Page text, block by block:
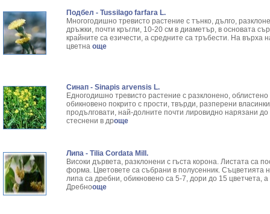
Подбел - Tussilago farfara L.
Многогодишно тревисто растение с тънко, дълго,
дръжки, почти кръгли, 10-20 см в диаметър, в основата
крайните са езичести, а средните са тръбести. На върха
цветна още
Синап - Sinapis arvensis L.
Едногодишно тревисто растение с разклонено,
обикновено покрито с прости, твърди, разперени
продълговати, най-долните почти лировидно нарязани
стеснени в дроще
Липа - Tilia Cordata Mill.
Високи дървета, разклонени с гъста корона. Листата са
форма. Цветовете са събрани в полусенник. Съцветията
липа са дребни, обикновено са 5-7, дори до 15 цветчета,
Дребнооще